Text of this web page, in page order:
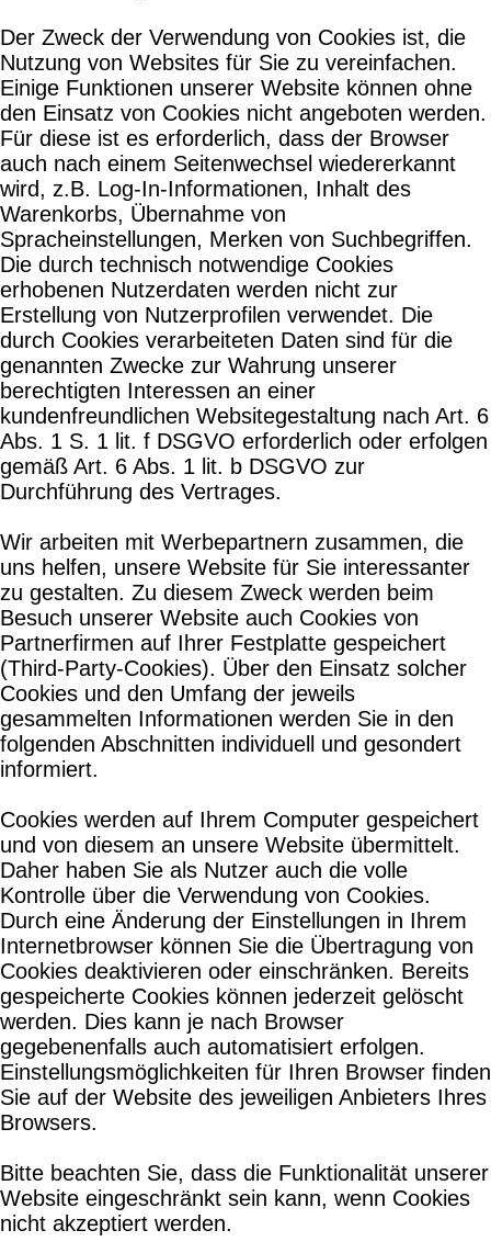
Der Zweck der Verwendung von Cookies ist, die
Nutzung von Websites für Sie zu vereinfachen.
Einige Funktionen unserer Website können ohne
den Einsatz von Cookies nicht angeboten werden.
Für diese ist es erforderlich, dass der Browser
auch nach einem Seitenwechsel wiedererkannt
wird, z.B. Log-In-Informationen, Inhalt des
Warenkorbs, Übernahme von
Spracheinstellungen, Merken von Suchbegriffen.
Die durch technisch notwendige Cookies
erhobenen Nutzerdaten werden nicht zur
Erstellung von Nutzerprofilen verwendet. Die
durch Cookies verarbeiteten Daten sind für die
genannten Zwecke zur Wahrung unserer
berechtigten Interessen an einer
kundenfreundlichen Websitegestaltung nach Art. 6
Abs. 1 S. 1 lit. f DSGVO erforderlich oder erfolgen
gemäß Art. 6 Abs. 1 lit. b DSGVO zur
Durchführung des Vertrages.
Wir arbeiten mit Werbepartnern zusammen, die
uns helfen, unsere Website für Sie interessanter
zu gestalten. Zu diesem Zweck werden beim
Besuch unserer Website auch Cookies von
Partnerfirmen auf Ihrer Festplatte gespeichert
(Third-Party-Cookies). Über den Einsatz solcher
Cookies und den Umfang der jeweils
gesammelten Informationen werden Sie in den
folgenden Abschnitten individuell und gesondert
informiert.
Cookies werden auf Ihrem Computer gespeichert
und von diesem an unsere Website übermittelt.
Daher haben Sie als Nutzer auch die volle
Kontrolle über die Verwendung von Cookies.
Durch eine Änderung der Einstellungen in Ihrem
Internetbrowser können Sie die Übertragung von
Cookies deaktivieren oder einschränken. Bereits
gespeicherte Cookies können jederzeit gelöscht
werden. Dies kann je nach Browser
gegebenenfalls auch automatisiert erfolgen.
Einstellungsmöglichkeiten für Ihren Browser finden
Sie auf der Website des jeweiligen Anbieters Ihres
Browsers.
Bitte beachten Sie, dass die Funktionalität unserer
Website eingeschränkt sein kann, wenn Cookies
nicht akzeptiert werden.